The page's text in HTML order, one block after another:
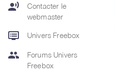
record_voice_over
Contacter le
webmaster
dvr Univers Freebox
group
Forums Univers
Freebox